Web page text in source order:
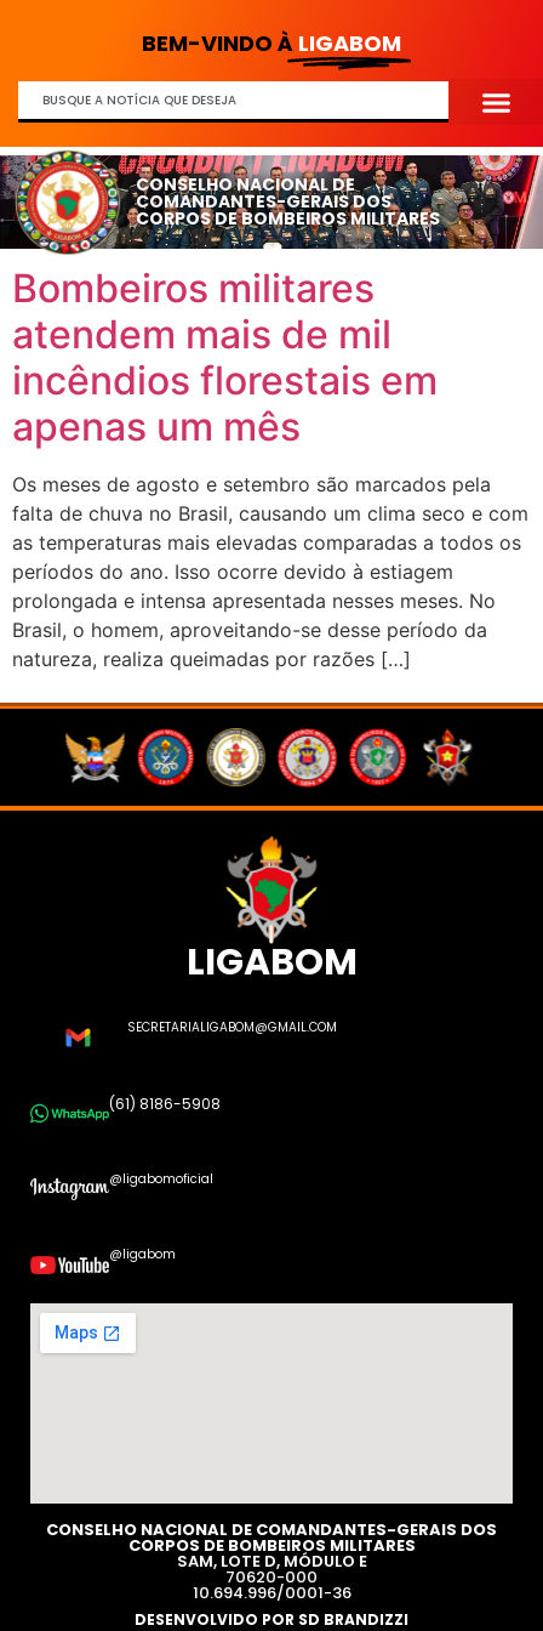
BEM-VINDO À LIGABOM
CONSELHO NACIONAL DE
COMANDANTES-GERAIS DOS
CORPOS DE BOMBEIROS MILITARES
Bombeiros militares
atendem mais de mil
incêndios florestais em
apenas um mês
Os meses de agosto e setembro são marcados pela
falta de chuva no Brasil, causando um clima seco e com
as temperaturas mais elevadas comparadas a todos os
períodos do ano. Isso ocorre devido à estiagem
prolongada e intensa apresentada nesses meses. No
Brasil, o homem, aproveitando-se desse período da
natureza, realiza queimadas por razões […]
LIGABOM
SECRETARIALIGABOM@GMAIL.COM
(61) 8186-5908
@ligabomoficial
@ligabom
CONSELHO NACIONAL DE COMANDANTES-GERAIS DOS
CORPOS DE BOMBEIROS MILITARES​
SAM, LOTE D, MÓDULO E
70620-000
10.694.996/0001-36
DESENVOLVIDO POR SD BRANDIZZI